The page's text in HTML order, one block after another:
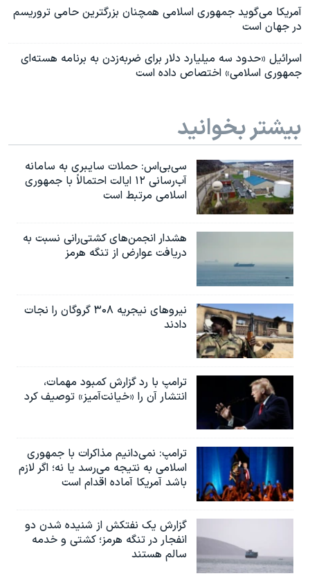
آمریکا می‌گوید جمهوری اسلامی همچنان بزرگترین حامی تروریسم
در جهان است
اسرائیل «حدود سه میلیارد دلار برای ضربه‌زدن به برنامه هسته‌ای
جمهوری اسلامی» اختصاص داده است
بیشتر بخوانید
سی‌بی‌اس: حملات سایبری به سامانه
آب‌رسانی ۱۲ ایالت احتمالاً با جمهوری
اسلامی مرتبط است
هشدار انجمن‌های کشتی‌رانی نسبت به
دریافت عوارض از تنگه هرمز
نیروهای نیجریه‌ ۳۰۸ گروگان را نجات
دادند
ترامپ با رد گزارش کمبود مهمات،
انتشار آن را «خیانت‌آمیز» توصیف کرد
ترامپ: نمی‌دانیم مذاکرات با جمهوری
اسلامی به نتیجه می‌رسد یا نه؛ اگر لازم
باشد آمریکا آماده اقدام است
گزارش یک نفتکش از شنیده شدن دو
انفجار در تنگه هرمز؛ کشتی و خدمه
سالم هستند